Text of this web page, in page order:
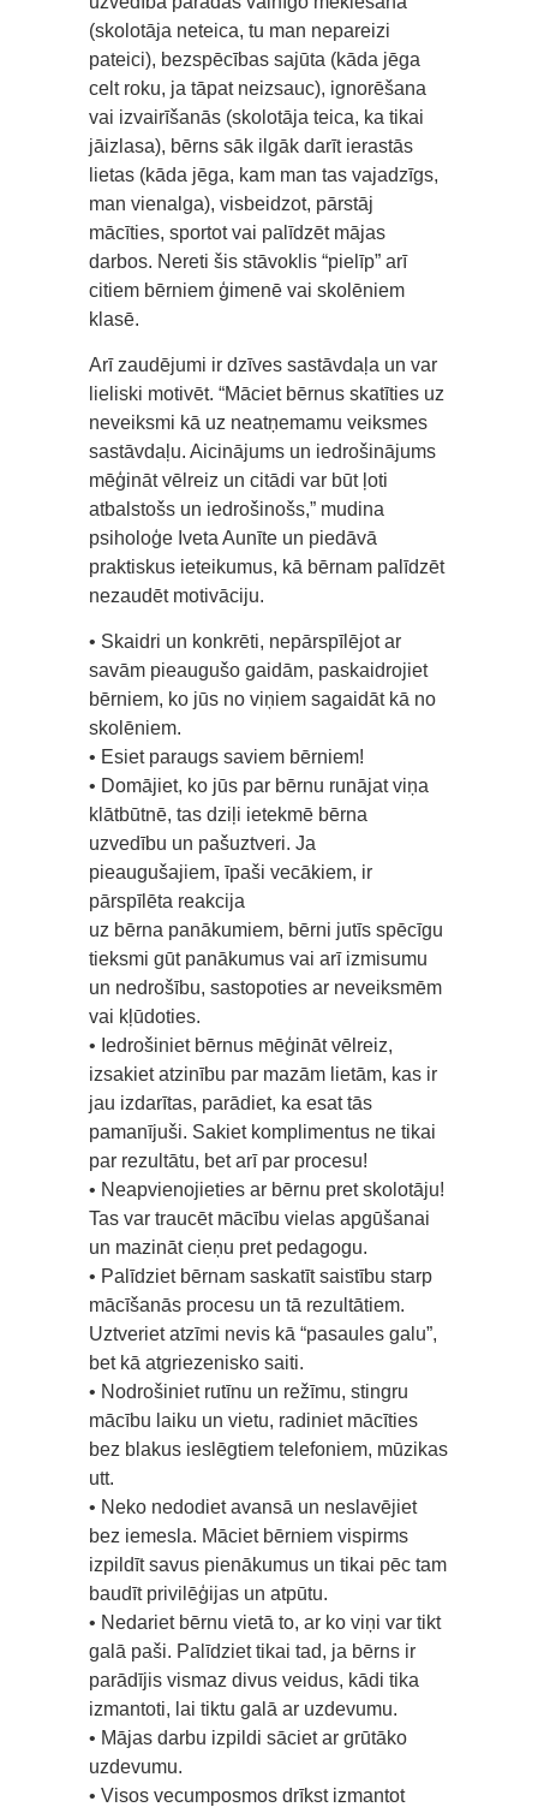
(skolotāja neteica, tu man nepareizi
pateici), bezspēcības sajūta (kāda jēga
celt roku, ja tāpat neizsauc), ignorēšana
vai izvairīšanās (skolotāja teica, ka tikai
jāizlasa), bērns sāk ilgāk darīt ierastās
lietas (kāda jēga, kam man tas vajadzīgs,
man vienalga), visbeidzot, pārstāj
mācīties, sportot vai palīdzēt mājas
darbos. Nereti šis stāvoklis “pielīp” arī
citiem bērniem ģimenē vai skolēniem
klasē.
Arī zaudējumi ir dzīves sastāvdaļa un var
lieliski motivēt. “Māciet bērnus skatīties uz
neveiksmi kā uz neatņemamu veiksmes
sastāvdaļu. Aicinājums un iedrošinājums
mēģināt vēlreiz un citādi var būt ļoti
atbalstošs un iedrošinošs,” mudina
psiholoģe Iveta Aunīte un piedāvā
praktiskus ieteikumus, kā bērnam palīdzēt
nezaudēt motivāciju.
• Skaidri un konkrēti, nepārspīlējot ar
savām pieaugušo gaidām, paskaidrojiet
bērniem, ko jūs no viņiem sagaidāt kā no
skolēniem.
• Esiet paraugs saviem bērniem!
• Domājiet, ko jūs par bērnu runājat viņa
klātbūtnē, tas dziļi ietekmē bērna
uzvedību un pašuztveri. Ja
pieaugušajiem, īpaši vecākiem, ir
pārspīlēta reakcija
uz bērna panākumiem, bērni jutīs spēcīgu
tieksmi gūt panākumus vai arī izmisumu
un nedrošību, sastopoties ar neveiksmēm
vai kļūdoties.
• Iedrošiniet bērnus mēģināt vēlreiz,
izsakiet atzinību par mazām lietām, kas ir
jau izdarītas, parādiet, ka esat tās
pamanījuši. Sakiet komplimentus ne tikai
par rezultātu, bet arī par procesu!
• Neapvienojieties ar bērnu pret skolotāju!
Tas var traucēt mācību vielas apgūšanai
un mazināt cieņu pret pedagogu.
• Palīdziet bērnam saskatīt saistību starp
mācīšanās procesu un tā rezultātiem.
Uztveriet atzīmi nevis kā “pasaules galu”,
bet kā atgriezenisko saiti.
• Nodrošiniet rutīnu un režīmu, stingru
mācību laiku un vietu, radiniet mācīties
bez blakus ieslēgtiem telefoniem, mūzikas
utt.
• Neko nedodiet avansā un neslavējiet
bez iemesla. Māciet bērniem vispirms
izpildīt savus pienākumus un tikai pēc tam
baudīt privilēģijas un atpūtu.
• Nedariet bērnu vietā to, ar ko viņi var tikt
galā paši. Palīdziet tikai tad, ja bērns ir
parādījis vismaz divus veidus, kādi tika
izmantoti, lai tiktu galā ar uzdevumu.
• Mājas darbu izpildi sāciet ar grūtāko
uzdevumu.
• Visos vecumposmos drīkst izmantot